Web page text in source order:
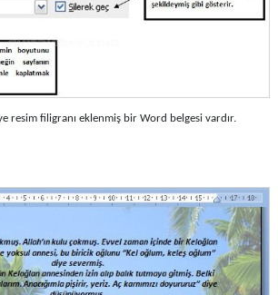
resim filigranı eklenmiş bir Word belgesi vardır.